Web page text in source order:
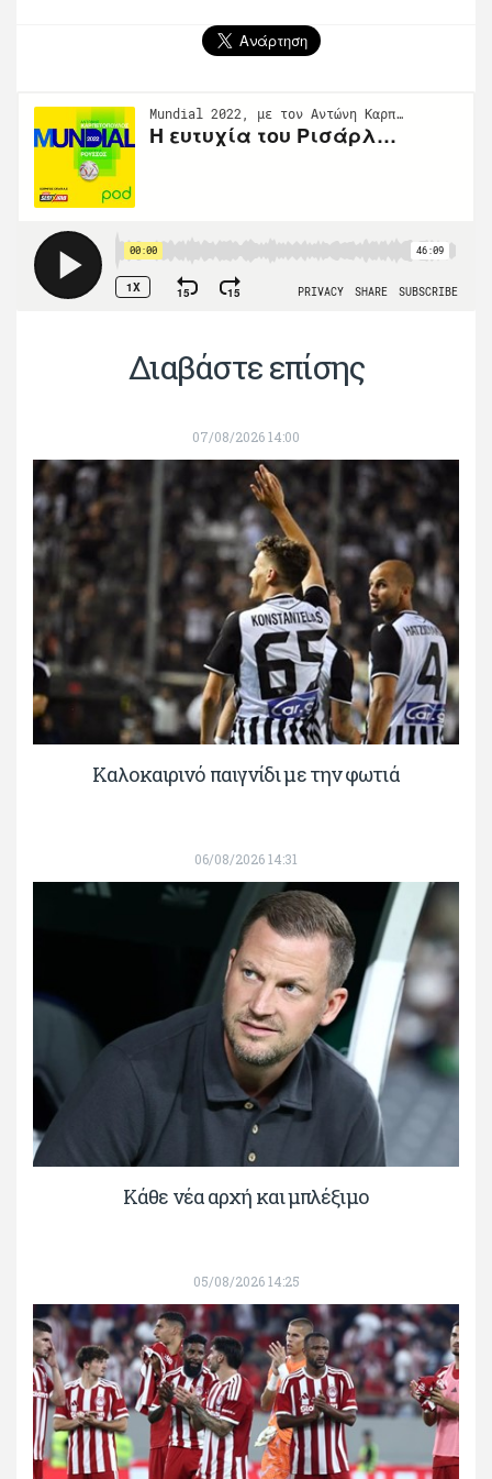
Διαβάστε επίσης
07/08/2026 14:00
Καλοκαιρινό παιγνίδι με την φωτιά
06/08/2026 14:31
Κάθε νέα αρχή και μπλέξιμο
05/08/2026 14:25